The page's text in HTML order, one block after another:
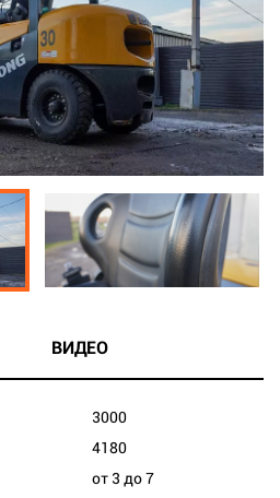
ВИДЕО
3000
4180
от 3 до 7